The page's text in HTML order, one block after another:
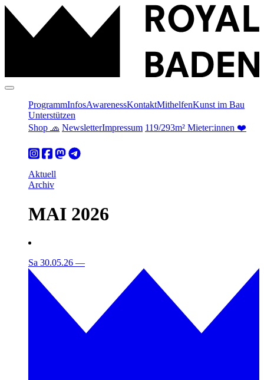
ProgrammInfosAwarenessKontaktMithelfenKunst im Bau
Unterstützen
Shop 🧢 NewsletterImpressum 119/293m² Mieter:innen ❤️
Aktuell
Archiv
MAI 2026
Sa 30.05.26 —